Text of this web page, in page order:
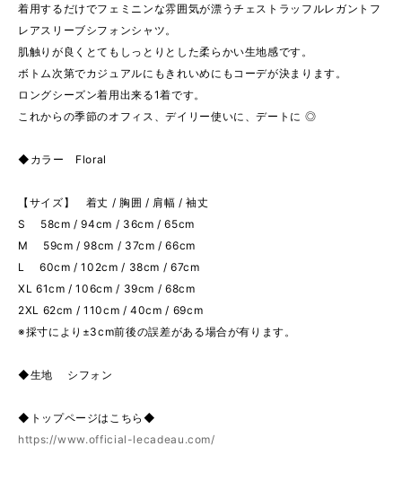
着用するだけでフェミニンな雰囲気が漂うチェストラッフルレガントフ
レアスリーブシフォンシャツ。
肌触りが良くとてもしっとりとした柔らかい生地感です。
ボトム次第でカジュアルにもきれいめにもコーデが決まります。
ロングシーズン着用出来る1着です。
これからの季節のオフィス、デイリー使いに、デートに ◎
◆カラー Floral
【サイズ】 着丈 / 胸囲 / 肩幅 / 袖丈
S 58cm / 94cm / 36cm / 65cm
M 59cm / 98cm / 37cm / 66cm
L 60cm / 102cm / 38cm / 67cm
XL 61cm / 106cm / 39cm / 68cm
2XL 62cm / 110cm / 40cm / 69cm
※採寸により±3cm前後の誤差がある場合が有ります。
◆生地 シフォン
◆トップページはこちら◆
https://www.official-lecadeau.com/